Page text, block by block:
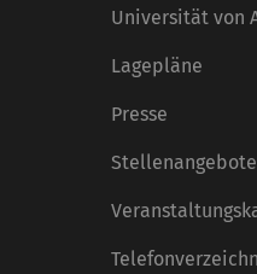
Universität von
Lagepläne
Presse
Stellenangebote